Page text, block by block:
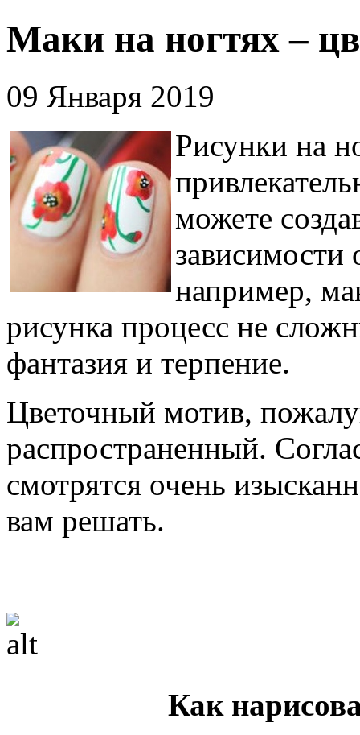
Маки на ногтях –
09 Января 2019
Рисунки на
можете
зависимости
например,
рисунка процесс не
фантазия и терпение.
Цветочный мотив,
распространенный.
смотрятся очень
вам решать.
Как